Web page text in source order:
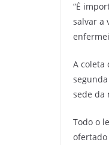
“É
salvar a
A coleta
sede da
Todo o
ofertado